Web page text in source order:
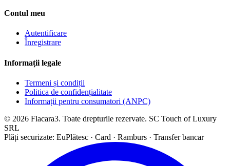
Contul meu
Autentificare
Înregistrare
Informații legale
Termeni și condiții
Politica de confidențialitate
Informații pentru consumatori (ANPC)
© 2026 Flacara3. Toate drepturile rezervate. SC Touch of Luxury
SRL
Plăți securizate: EuPlătesc · Card · Ramburs · Transfer bancar